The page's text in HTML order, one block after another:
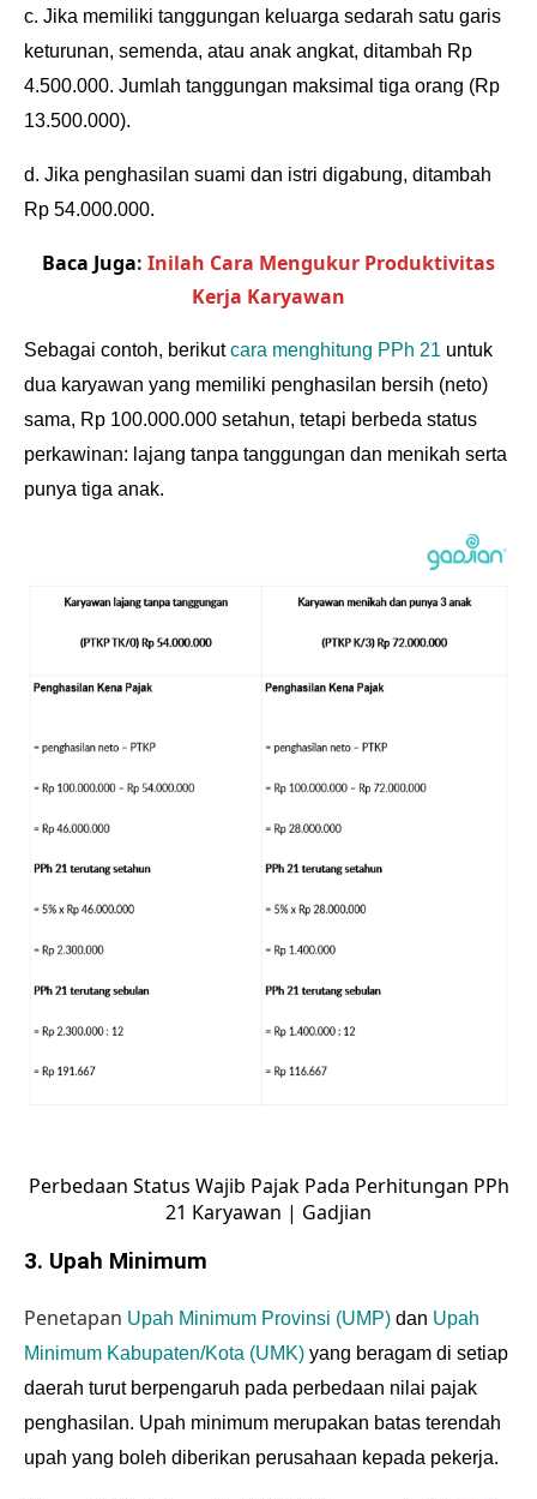
c. Jika memiliki tanggungan keluarga sedarah satu garis
keturunan, semenda, atau anak angkat, ditambah Rp
4.500.000. Jumlah tanggungan maksimal tiga orang (Rp
13.500.000).
d. Jika penghasilan suami dan istri digabung, ditambah
Rp 54.000.000.
Baca Juga: Inilah Cara Mengukur Produktivitas
Kerja Karyawan
Sebagai contoh, berikutcara menghitung PPh 21 untuk
dua karyawan yang memiliki penghasilan bersih (neto)
sama, Rp 100.000.000 setahun, tetapi berbeda status
perkawinan: lajang tanpa tanggungan dan menikah serta
punya tiga anak.
Perbedaan Status Wajib Pajak Pada Perhitungan PPh
21 Karyawan | Gadjian
3. Upah Minimum
Penetapan Upah Minimum Provinsi (UMP) dan Upah
Minimum Kabupaten/Kota (UMK) yang beragam di setiap
daerah turut berpengaruh pada perbedaan nilai pajak
penghasilan. Upah minimum merupakan batas terendah
upah yang boleh diberikan perusahaan kepada pekerja.